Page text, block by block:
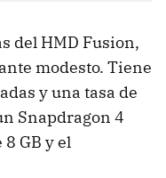
del HMD Fusion,
modesto. Tiene
y una tasa de
Snapdragon 4
GB y el